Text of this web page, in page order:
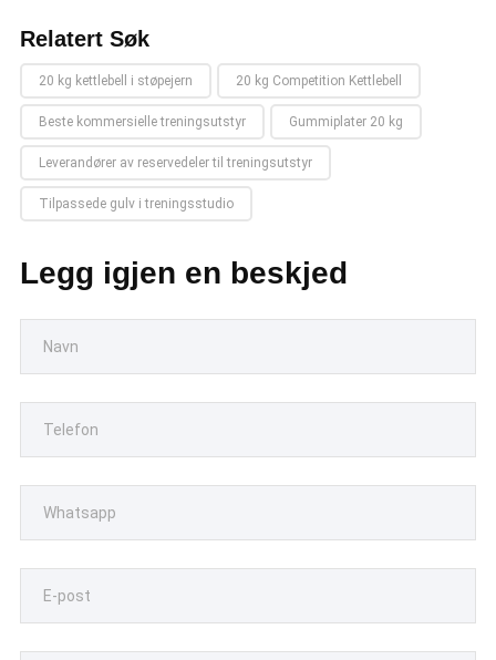
Relatert Søk
20 kg kettlebell i støpejern 20 kg Competition Kettlebell
Beste kommersielle treningsutstyr Gummiplater 20 kg
Leverandører av reservedeler til treningsutstyr
Tilpassede gulv i treningsstudio
Legg igjen en beskjed